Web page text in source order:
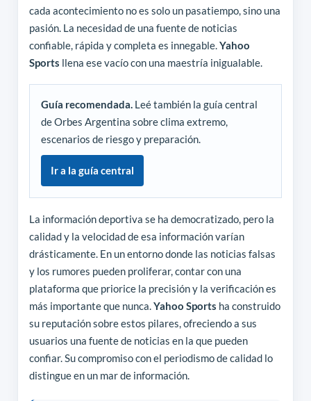
cada acontecimiento no es solo un pasatiempo, sino una
pasión. La necesidad de una fuente de noticias
confiable, rápida y completa es innegable.Yahoo
Sports llena ese vacío con una maestría inigualable.
Guía recomendada.Leé también la guía central
de Orbes Argentina sobre clima extremo,
escenarios de riesgo y preparación.
Ir a la guía central
La información deportiva se ha democratizado, pero la
calidad y la velocidad de esa información varían
drásticamente. En un entorno donde las noticias falsas
y los rumores pueden proliferar, contar con una
plataforma que priorice la precisión y la verificación es
más importante que nunca.Yahoo Sports ha construido
su reputación sobre estos pilares, ofreciendo a sus
usuarios una fuente de noticias en la que pueden
confiar. Su compromiso con el periodismo de calidad lo
distingue en un mar de información.